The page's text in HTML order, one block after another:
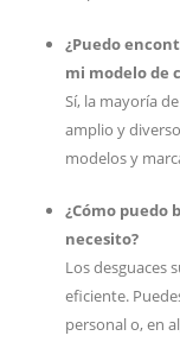
¿Puedo
mi modelo de
Sí, la mayoría
amplio y
modelos y
¿Cómo puedo
necesito?
Los desguaces
eficiente.
personal o, en